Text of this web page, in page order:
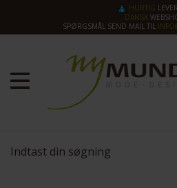
HURTIG
DANSK
SPØRGSMÅL SEND MAIL TIL